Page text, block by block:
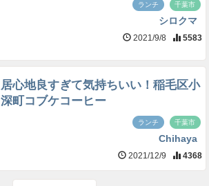
ランチ 千葉市
シロクマ
2021/9/8 5583
居心地良すぎて気持ちいい！稲毛区小
深町コブケコーヒー
ランチ 千葉市
Chihaya
2021/12/9 4368